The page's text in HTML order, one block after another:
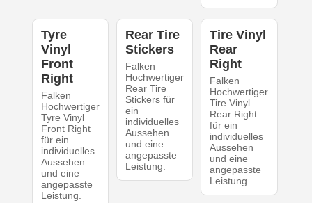
Tyre
Vinyl
Front
Right
Falken
Hochwertiger
Tyre Vinyl
Front Right
für ein
individuelles
Aussehen
und eine
angepasste
Leistung.
Rear Tire
Stickers
Falken
Hochwertiger
Rear Tire
Stickers für
ein
individuelles
Aussehen
und eine
angepasste
Leistung.
Tire Vinyl
Rear
Right
Falken
Hochwertiger
Tire Vinyl
Rear Right
für ein
individuelles
Aussehen
und eine
angepasste
Leistung.